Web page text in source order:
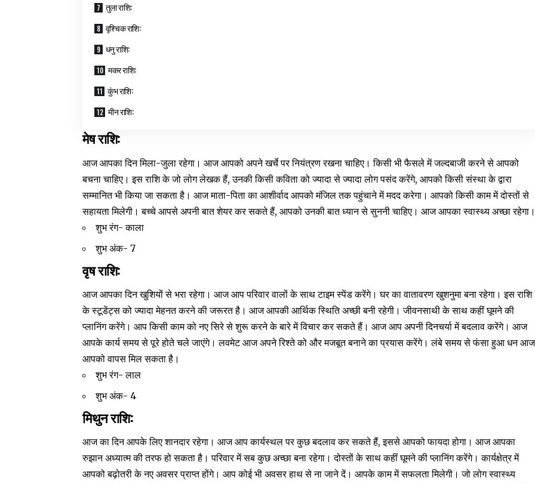
तुला राशि:
वृश्चिक राशि:
धनु राशि:
मकर राशि:
कुंभ राशि:
मीन राशि:
मेष राशि:
आज आपका दिन मिला-जुला रहेगा। आज आपको अपने खर्चे पर नियंत्रण रखना चाहिए। किसी भी फैसले में जल्दबाजी करने से आपको
बचना चाहिए। इस राशि के जो लोग लेखक हैं, उनकी किसी कविता को ज्यादा से ज्यादा लोग पसंद करेंगे, आपको किसी संस्था के द्वारा
सम्मानित भी किया जा सकता है। आज माता-पिता का आशीर्वाद आपको मंजिल तक पहुंचाने में मदद करेगा। आपको किसी काम में दोस्तों से
सहायता मिलेगी। बच्चे आपसे अपनी बात शेयर कर सकते हैं, आपको उनकी बात ध्यान से सुननी चाहिए। आज आपका स्वास्थ्य अच्छा
शुभ रंग- काला
शुभ अंक- 7
वृष राशि:
आज आपका दिन खुशियों से भरा रहेगा। आज आप परिवार वालों के साथ टाइम स्पेंड करेंगे। घर का वातावरण खुशनुमा बना रहेगा। इस राशि
के स्टूडेंट्स को ज्यादा मेहनत करने की जरूरत है। आज आपकी आर्थिक स्थिति अच्छी बनी रहेगी। जीवनसाथी के साथ कहीं घूमने की
प्लानिंग करेंगे। आप किसी काम को नए सिरे से शुरू करने के बारे में विचार कर सकते हैं। आज आप अपनी दिनचर्या में बदलाव करेंगे। आज
आपके कार्य समय से पूरे होते चले जाएंगे। लवमेट आज अपने रिश्ते को और मजबूत बनाने का प्रयास करेंगे। लंबे समय से फंसा हुआ धन आज
आपको वापस मिल सकता है।
शुभ रंग- लाल
शुभ अंक- 4
मिथुन राशि:
आज का दिन आपके लिए शानदार रहेगा। आज आप कार्यस्थल पर कुछ बदलाव कर सकते हैं, इससे आपको फायदा होगा। आज आपका
रुझान अध्यात्म की तरफ हो सकता है। परिवार में सब कुछ अच्छा बना रहेगा। दोस्तों के साथ कहीं घूमने की प्लानिंग करेंगे। कार्यक्षेत्र में
आपको बढ़ोतरी के नए अवसर प्राप्त होंगे। आप कोई भी अवसर हाथ से ना जाने दें। आपके काम में सफलता मिलेगी। जो लोग स्वास्थ्य